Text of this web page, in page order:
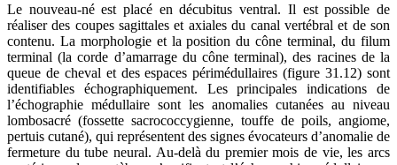
Le nouveau-né est placé en décubitus ventral. Il est possible de
réaliser des coupes sagittales et axiales du canal vertébral et de son
contenu. La morphologie et la position du cône terminal, du filum
terminal (la corde d’amarrage du cône terminal), des racines de la
queue de cheval et des espaces périmédullaires (figure 31.12) sont
identifiables échographiquement. Les principales indications de
l’échographie médullaire sont les anomalies cutanées au niveau
lombosacré (fossette sacrococcygienne, touffe de poils, angiome,
pertuis cutané), qui représentent des signes évocateurs d’anomalie de
fermeture du tube neural. Au-delà du premier mois de vie, les arcs